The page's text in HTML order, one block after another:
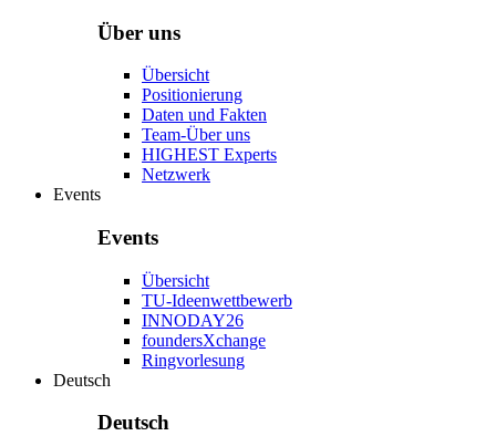
Über uns
Übersicht
Positionierung
Daten und Fakten
Team-Über uns
HIGHEST Experts
Netzwerk
Events
Events
Übersicht
TU-Ideenwettbewerb
INNODAY26
foundersXchange
Ringvorlesung
Deutsch
Deutsch